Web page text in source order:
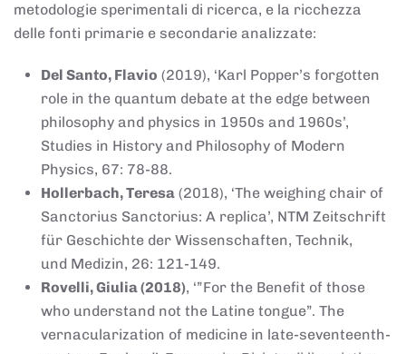
metodologie sperimentali di ricerca, e la ricchezza
delle fonti primarie e secondarie analizzate:
Del Santo, Flavio (2019), ‘Karl Popper’s forgotten
role in the quantum debate at the edge between
philosophy and physics in 1950s and 1960s’,
Studies in History and Philosophy of Modern
Physics, 67: 78-88.
Hollerbach, Teresa (2018), ‘The weighing chair of
Sanctorius Sanctorius: A replica’, NTM Zeitschrift
für Geschichte der Wissenschaften, Technik,
und Medizin, 26: 121-149.
Rovelli, Giulia (2018), ‘”For the Benefit of those
who understand not the Latine tongue”. The
vernacularization of medicine in late-seventeenth-